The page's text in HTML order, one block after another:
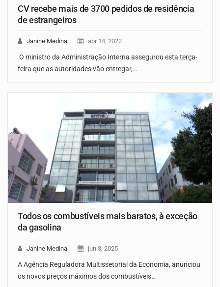
CV recebe mais de 3700 pedidos de residência
de estrangeiros
Janine Medina abr 14, 2022
O ministro da Administração Interna assegurou esta terça-
feira que as autoridades vão entregar,…
Todos os combustíveis mais baratos, à exceção
da gasolina
Janine Medina jun 3, 2025
A Agência Reguladora Multissetorial da Economia, anunciou
os novos preços máximos dos combustíveis…